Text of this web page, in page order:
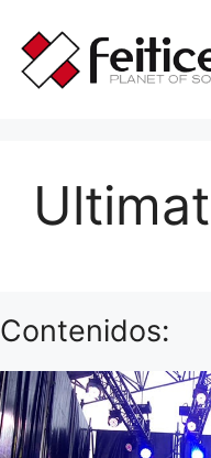
contenido
Contenidos: